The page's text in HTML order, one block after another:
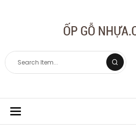
Toggle
navigation